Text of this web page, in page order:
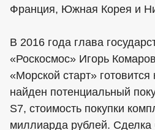
Франция, Южная Корея и
В 2016 года глава
«Роскосмос» Игорь
«Морской старт»
найден потенциальный
S7, стоимость покупки
миллиарда рублей. Сделка